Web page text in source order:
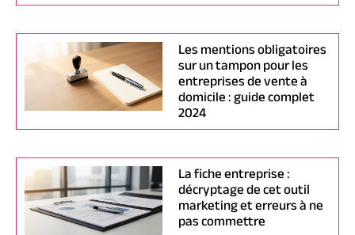
Les mentions obligatoires
sur un tampon pour les
entreprises de vente à
domicile : guide complet
2024
La fiche entreprise :
décryptage de cet outil
marketing et erreurs à ne
pas commettre